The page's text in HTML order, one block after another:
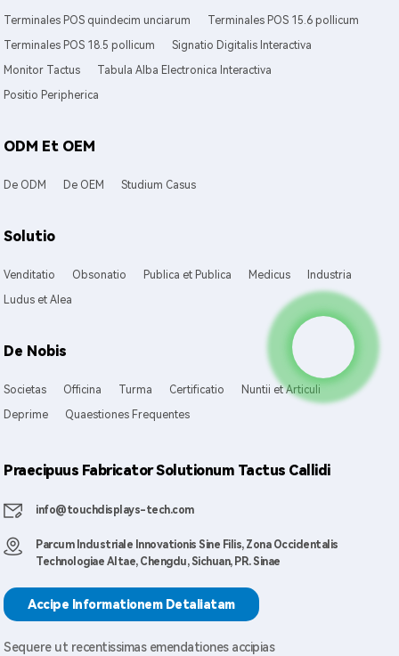
Terminales POS quindecim unciarum
Terminales POS 15.6 pollicum
Terminales POS 18.5 pollicum
Signatio Digitalis Interactiva
Monitor Tactus
Tabula Alba Electronica Interactiva
Positio Peripherica
ODM Et OEM
De ODM De OEM Studium Casus
Solutio
Venditatio Obsonatio Publica et Publica Medicus
Industria
Ludus et Alea
De Nobis
Societas Officina Turma Certificatio
Nuntii et Articuli
Deprime
Quaestiones Frequentes
Praecipuus Fabricator Solutionum Tactus Callidi
info@touchdisplays-tech.com
Parcum Industriale Innovationis Sine Filis, Zona Occidentalis
Technologiae Altae, Chengdu, Sichuan, PR. Sinae
Accipe Informationem Detaliatam
Sequere ut recentissimas emendationes accipias